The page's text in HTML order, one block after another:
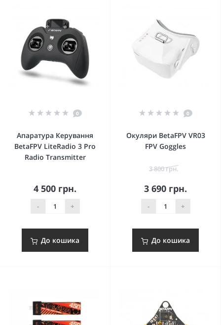
0
Апаратура Керування
BetaFPV LiteRadio 3 Pro
Radio Transmitter
4 500 грн.
- +
До кошика
0
Окуляри BetaFPV VR03
FPV Goggles
3 800 грн.
3 690 грн.
- +
До кошика